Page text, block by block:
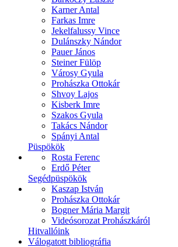
Karner Antal
Farkas Imre
Jekelfalussy Vince
Dulánszky Nándor
Pauer János
Steiner Fülöp
Városy Gyula
Prohászka Ottokár
Shvoy Lajos
Kisberk Imre
Szakos Gyula
Takács Nándor
Spányi Antal
Püspökök
Rosta Ferenc
Erdő Péter
Segédpüspökök
Kaszap István
Prohászka Ottokár
Bogner Mária Margit
Videósorozat Prohászkáról
Hitvallóink
Válogatott bibliográfia